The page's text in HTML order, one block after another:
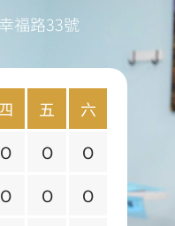
福路33號
五
六
O O
O
O O
O